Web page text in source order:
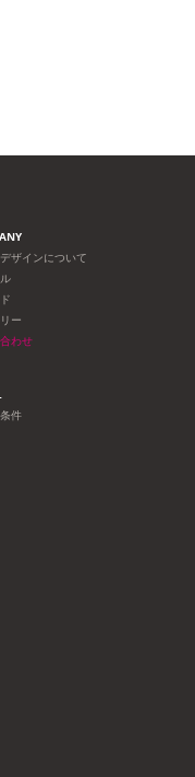
ザインについて
ー
わせ
件